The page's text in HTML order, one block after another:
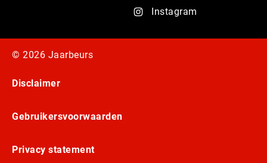
Instagram
© 2026 Jaarbeurs
Disclaimer
Gebruikersvoorwaarden
Privacy statement